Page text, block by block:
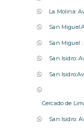
La Molina:
San
San Miguel :
San Isidro:
San
Cercado de
San Isidro: